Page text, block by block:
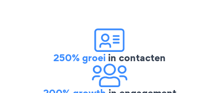
250% groei in contacten